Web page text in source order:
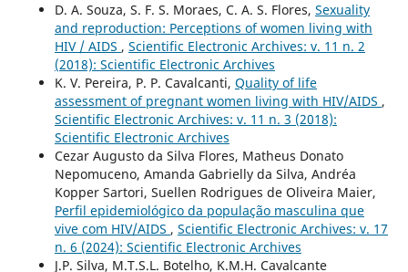
D. A. Souza, S. F. S. Moraes, C. A. S. Flores, Sexuality
and reproduction: Perceptions of women living with
HIV / AIDS , Scientific Electronic Archives: v. 11 n. 2
(2018): Scientific Electronic Archives
K. V. Pereira, P. P. Cavalcanti, Quality of life
assessment of pregnant women living with HIV/AIDS ,
Scientific Electronic Archives: v. 11 n. 3 (2018):
Scientific Electronic Archives
Cezar Augusto da Silva Flores, Matheus Donato
Nepomuceno, Amanda Gabrielly da Silva, Andréa
Kopper Sartori, Suellen Rodrigues de Oliveira Maier,
Perfil epidemiológico da população masculina que
vive com HIV/AIDS , Scientific Electronic Archives: v. 17
n. 6 (2024): Scientific Electronic Archives
J.P. Silva, M.T.S.L. Botelho, K.M.H. Cavalcante